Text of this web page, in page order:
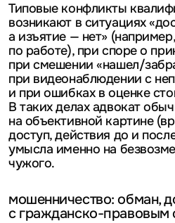
Типовые конфликты
возникают в ситуациях
а изъятие — нет»
по работе), при споре о
при смешении «нашел/
при видеонаблюдении с
и при ошибках в оценке
В таких делах адвокат
на объективной картине
доступ, действия до и
умысла именно на
чужого.
мошенничество: обман,
с гражданско-правовым